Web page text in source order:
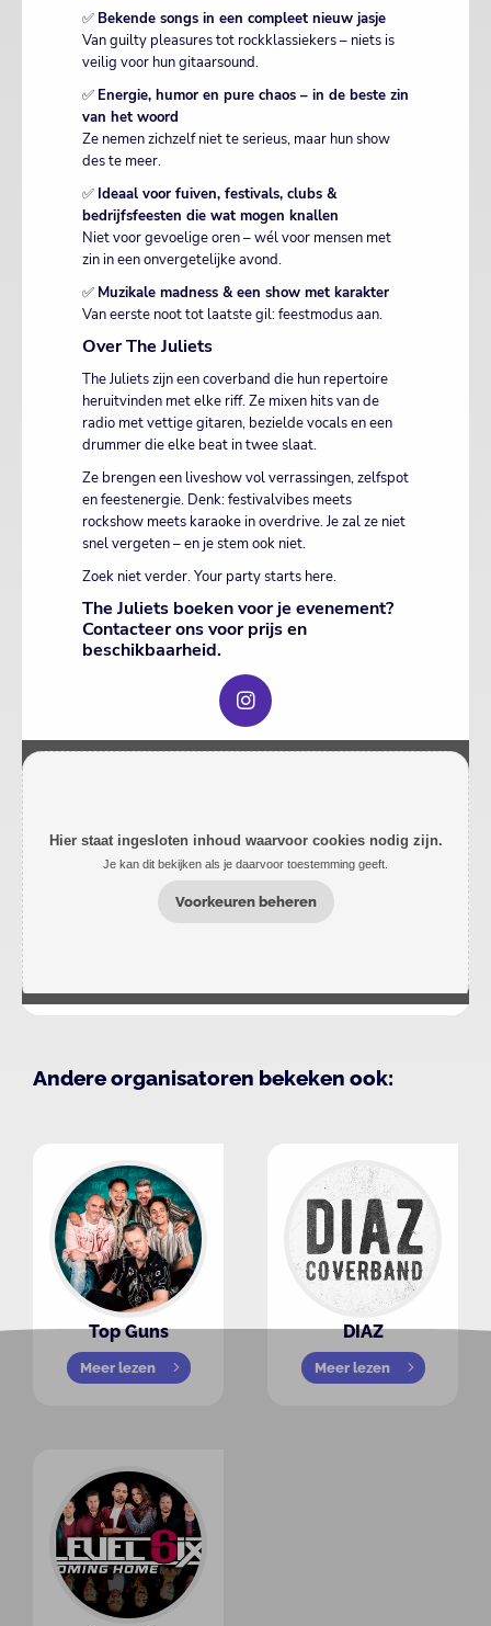
✅ Bekende songs in een compleet nieuw jasje
Van guilty pleasures tot rockklassiekers – niets is
veilig voor hun gitaarsound.
✅ Energie, humor en pure chaos – in de beste zin
van het woord
Ze nemen zichzelf niet te serieus, maar hun show
des te meer.
✅ Ideaal voor fuiven, festivals, clubs &
bedrijfsfeesten die wat mogen knallen
Niet voor gevoelige oren – wél voor mensen met
zin in een onvergetelijke avond.
✅ Muzikale madness & een show met karakter
Van eerste noot tot laatste gil: feestmodus aan.
Over The Juliets
The Juliets zijn een coverband die hun repertoire
heruitvinden met elke riff. Ze mixen hits van de
radio met vettige gitaren, bezielde vocals en een
drummer die elke beat in twee slaat.
Ze brengen een liveshow vol verrassingen, zelfspot
en feestenergie. Denk: festivalvibes meets
rockshow meets karaoke in overdrive. Je zal ze niet
snel vergeten – en je stem ook niet.
Zoek niet verder. Your party starts here.
The Juliets boeken voor je evenement?
Contacteer ons voor prijs en
beschikbaarheid.
Hier staat ingesloten inhoud waarvoor cookies nodig zijn.
Je kan dit bekijken als je daarvoor toestemming geeft.
Voorkeuren beheren
Andere organisatoren bekeken ook:
Top Guns
Meer lezen
DIAZ
Meer lezen